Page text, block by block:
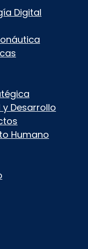
Digital
Desarrollo
Humano